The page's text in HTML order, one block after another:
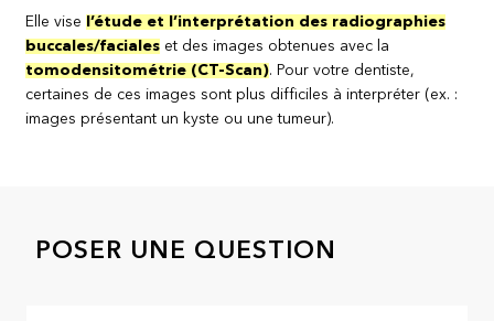
Elle vise
l’étude et l’interprétation des radiographies
buccales/faciales et des images obtenues avec la
tomodensitométrie (CT-Scan). Pour votre dentiste,
certaines de ces images sont plus difficiles à interpréter (ex. :
images présentant un kyste ou une tumeur).
POSER UNE QUESTION